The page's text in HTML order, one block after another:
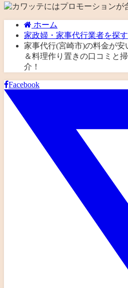
ホーム
家政婦・家事代行業者を探す
家事代行(宮崎市)の料金が安
＆料理作り置きの口コミと
介！
Facebook